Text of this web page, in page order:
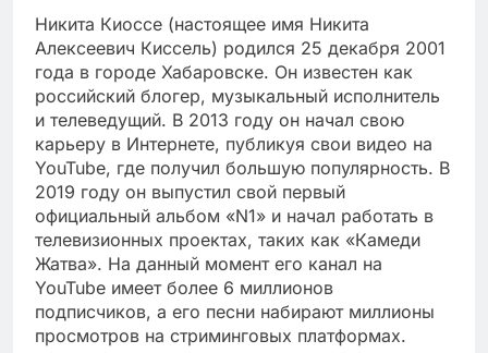
Никита Киоссе (настоящее имя Никита
Алексеевич Киссель) родился 25 декабря 2001
года в городе Хабаровске. Он известен как
российский блогер, музыкальный исполнитель
и телеведущий. В 2013 году он начал свою
карьеру в Интернете, публикуя свои видео на
YouTube, где получил большую популярность. В
2019 году он выпустил свой первый
официальный альбом «N1» и начал работать в
телевизионных проектах, таких как «Камеди
Жатва». На данный момент его канал на
YouTube имеет более 6 миллионов
подписчиков, а его песни набирают миллионы
просмотров на стриминговых платформах.